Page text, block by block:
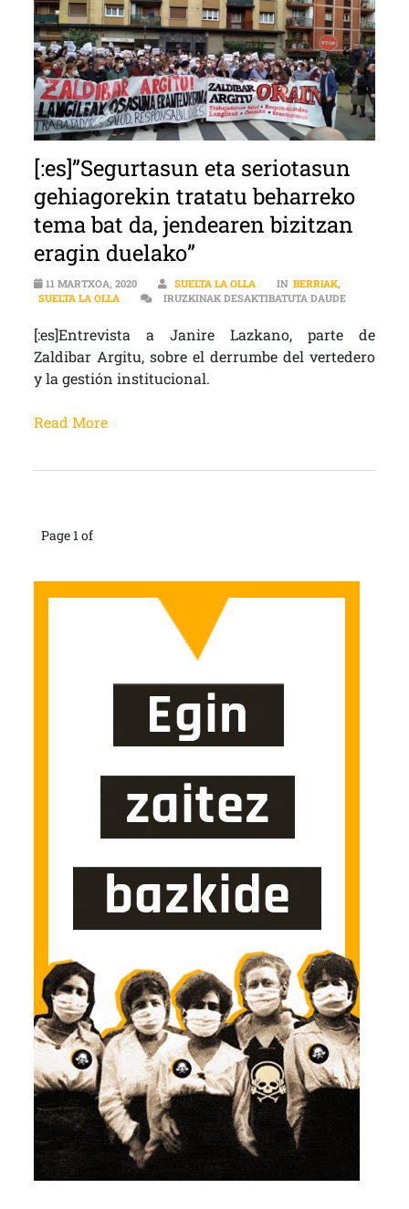
[:es]”Segurtasun eta seriotasun
gehiagorekin tratatu beharreko
tema bat da, jendearen bizitzan
eragin duelako”
11 MARTXOA, 2020 SUELTA LA OLLA IN BERRIAK,
SUELTA LA OLLA
IRUZKINAK DESAKTIBATUTA DAUDE
[:es]Entrevista a Janire Lazkano, parte de
Zaldibar Argitu, sobre el derrumbe del vertedero
y la gestión institucional.
Read More
Page 1 of